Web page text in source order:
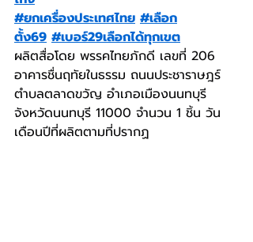
#ยกเครื่องประเทศไทย #เลือก
ตั้ง69 #เบอร์29เลือกได้ทุกเขต
ผลิตสื่อโดย พรรคไทยภักดี เลขที่ 206
อาคารชื่นฤทัยในธรรม ถนนประชาราษฎร์
ตำบลตลาดขวัญ อำเภอเมืองนนทบุรี
จังหวัดนนทบุรี 11000 จำนวน 1 ชิ้น วัน
เดือนปีที่ผลิตตามที่ปรากฏ